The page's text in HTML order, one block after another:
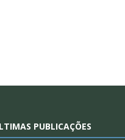
PUBLICAÇÕES